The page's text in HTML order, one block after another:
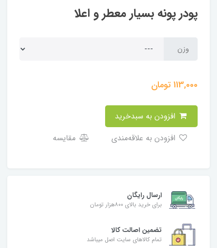
پودر پونه بسیار معطر و اعلا
وزن
113,000تومان
مقایسه
ارسال رایگان
برای خرید بالای ۸۰۰هزار تومان
تضمین اصالت کالا
تمام کالاهای سایت اصل میباشد